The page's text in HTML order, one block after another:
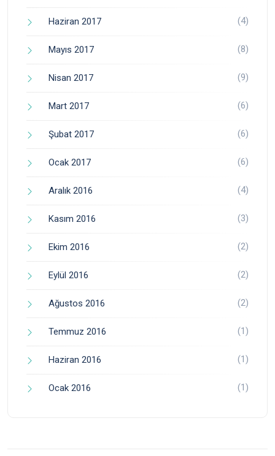
Haziran 2017 (4)
Mayıs 2017 (8)
Nisan 2017 (9)
Mart 2017 (6)
Şubat 2017 (6)
Ocak 2017 (6)
Aralık 2016 (4)
Kasım 2016 (3)
Ekim 2016 (2)
Eylül 2016 (2)
Ağustos 2016 (2)
Temmuz 2016 (1)
Haziran 2016 (1)
Ocak 2016 (1)